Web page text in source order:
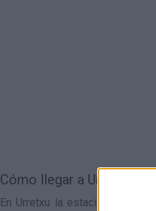
Cómo llegar a Urretxu en
En Urretxu la estación de tren